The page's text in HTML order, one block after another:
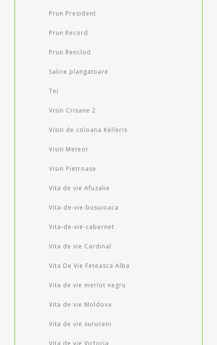
Prun President
Prun Record
Prun Renclod
Salcie plangatoare
Tei
Visin Crisane 2
Visin de coloana Kelleris
Visin Meteor
Visin Pietroase
Vita de vie Afuzalie
Vita-de-vie-busuioaca
Vita-de-vie-cabernet
Vita de vie Cardinal
Vita De Vie Feteasca Alba
Vita de vie merlot negru
Vita de vie Moldova
Vita de vie suruceni
Vita de vie Victoria